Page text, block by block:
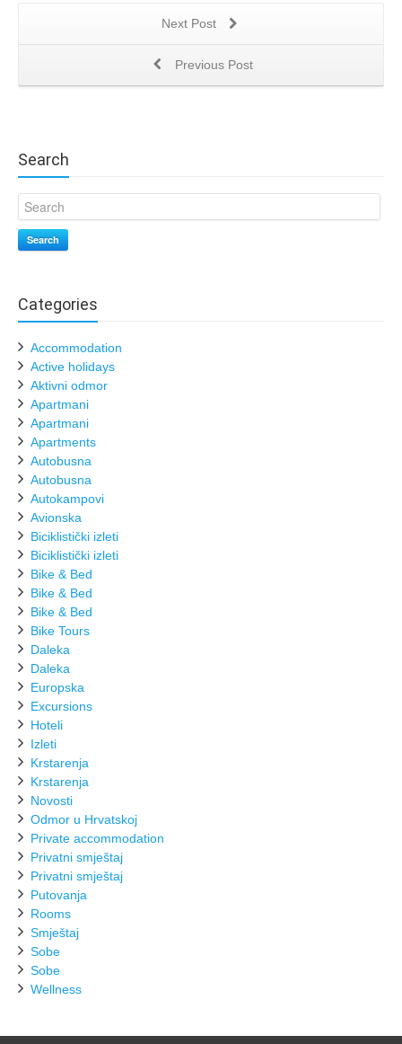
Next Post
Previous Post
Search
Search
Categories
Accommodation
Active holidays
Aktivni odmor
Apartmani
Apartmani
Apartments
Autobusna
Autobusna
Autokampovi
Avionska
Biciklistički izleti
Biciklistički izleti
Bike & Bed
Bike & Bed
Bike & Bed
Bike Tours
Daleka
Daleka
Europska
Excursions
Hoteli
Izleti
Krstarenja
Krstarenja
Novosti
Odmor u Hrvatskoj
Private accommodation
Privatni smještaj
Privatni smještaj
Putovanja
Rooms
Smještaj
Sobe
Sobe
Wellness